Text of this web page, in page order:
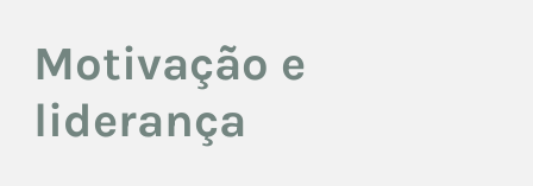
Motivação e
liderança